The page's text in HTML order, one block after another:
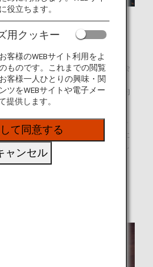
ですか？ANAマイレージクラブ会
万軒のホテルが利用できる
ービスを使って、ホテルをご予約
マイレージクラブのアカウント
ルを選ぶだけで、マイルを貯めた
族でプール付きのホテルをお探し
お応えするホテルをお探しの方
我が家」が見つかります。
ービスでホテルを探す
役立ちます。
用クッキー
客様のWEBサイト利用をよ
ものです。これまでの閲覧
客様一人ひとりの興味・関
ツをWEBサイトや電子メー
提供します。
て同意する
ャンセル